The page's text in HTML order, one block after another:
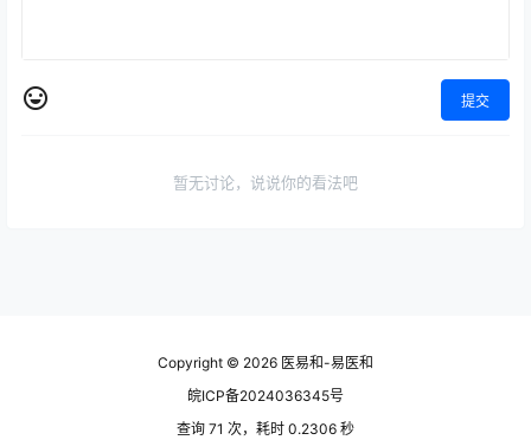
提交
暂无讨论，说说你的看法吧
Copyright © 2026 医易和-易医和
皖ICP备2024036345号
查询 71 次，耗时 0.2306 秒